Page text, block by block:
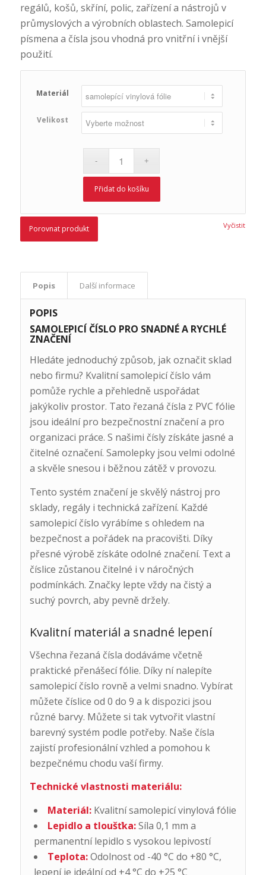
regálů, košů, skříní, polic, zařízení a nástrojů v
průmyslových a výrobních oblastech. Samolepicí
písmena a čísla jsou vhodná pro vnitřní i vnější
použití.
Materiál
Velikost
Vyčistit
Přidat do košíku
Porovnat produkt
Popis Další informace
POPIS
SAMOLEPICÍ ČÍSLO PRO SNADNÉ A RYCHLÉ
ZNAČENÍ
Hledáte jednoduchý způsob, jak označit sklad
nebo firmu? Kvalitní samolepicí číslo vám
pomůže rychle a přehledně uspořádat
jakýkoliv prostor. Tato řezaná čísla z PVC fólie
jsou ideální pro bezpečnostní značení a pro
organizaci práce. S našimi čísly získáte jasné a
čitelné označení. Samolepky jsou velmi odolné
a skvěle snesou i běžnou zátěž v provozu.
Tento systém značení je skvělý nástroj pro
sklady, regály i technická zařízení. Každé
samolepicí číslo vyrábíme s ohledem na
bezpečnost a pořádek na pracovišti. Díky
přesné výrobě získáte odolné značení. Text a
číslice zůstanou čitelné i v náročných
podmínkách. Značky lepte vždy na čistý a
suchý povrch, aby pevně držely.
Kvalitní materiál a snadné lepení
Všechna řezaná čísla dodáváme včetně
praktické přenášecí fólie. Díky ní nalepíte
samolepicí číslo rovně a velmi snadno. Vybírat
můžete číslice od 0 do 9 a k dispozici jsou
různé barvy. Můžete si tak vytvořit vlastní
barevný systém podle potřeby. Naše čísla
zajistí profesionální vzhled a pomohou k
bezpečnému chodu vaší firmy.
Technické vlastnosti materiálu:
Materiál:Kvalitní samolepicí vinylová fólie
Lepidlo a tloušťka:Síla 0,1 mm a
permanentní lepidlo s vysokou lepivostí
Teplota:Odolnost od -40 °C do +80 °C,
lepení je ideální od +4 °C do +25 °C